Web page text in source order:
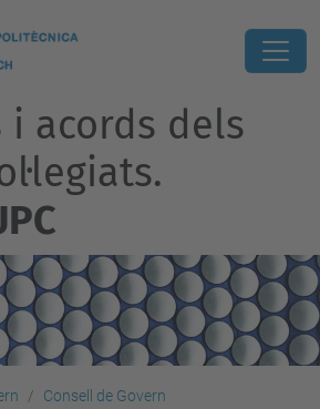
i acords dels
Consell de Govern